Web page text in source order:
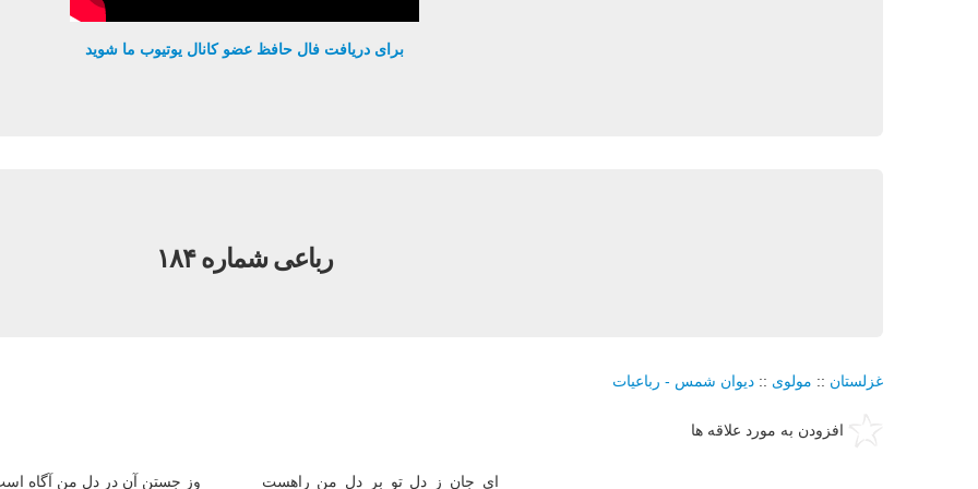
برای دریافت فال حافظ عضو کانال یوتیوب ما شوید
رباعی شماره ۱۸۴
غزلستان :: مولوی :: دیوان شمس - رباعیات
افزودن به مورد علاقه ها
ای جان ز دل تو بر دل من راهست وز جستن آن در دل من آگاه